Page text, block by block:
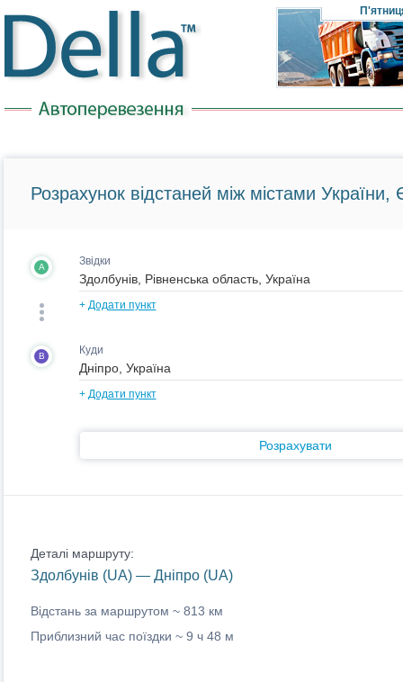
Розрахунок відстаней між містами України,
A Звідки
+ Додати пункт
B Куди
+ Додати пункт
Розрахувати
Деталі маршруту:
Здолбунів (UA) — Дніпро (UA)
Відстань за маршрутом ~ 813 км
Приблизний час поїздки ~ 9 ч 48 м